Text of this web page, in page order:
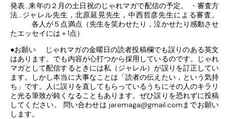
発表…来年の２月の土日祝のじゃれマガで配信の予定。 ・審査方
法…ジャレル先生，北原延晃先生，中西哲彦先生による審査。
各人が５点満点（先生を笑わせたり，泣かせたり感動させ
たエッセイには＋1点）
●お願い じゃれマガの金曜日の読者投稿欄でも誤りのある英文
はあります。でも内容が心打つから採用しているのです。じゃれ
マガとして配信するときには私（ジャレル）が誤りを訂正してい
ます。しかし本当に大事なことは「読者の伝えたい，という気持
ち」です。人に誤りを直してもらっているうちにその人のキラリ
と光る筆致が鈍くなることもあります。ぜひ誤りを恐れずに投稿
してください。 問い合わせは jaremaga@gmail.comまでお願い
します。